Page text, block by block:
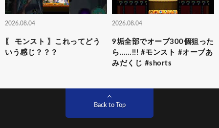
2026.08.04
〖 モンスト 〗これってどう
いう感じ？？？
2026.08.04
9垢全部でオーブ300個狙った
ら……!!! #モンスト #オーブあ
みだくじ #shorts
Back to Top